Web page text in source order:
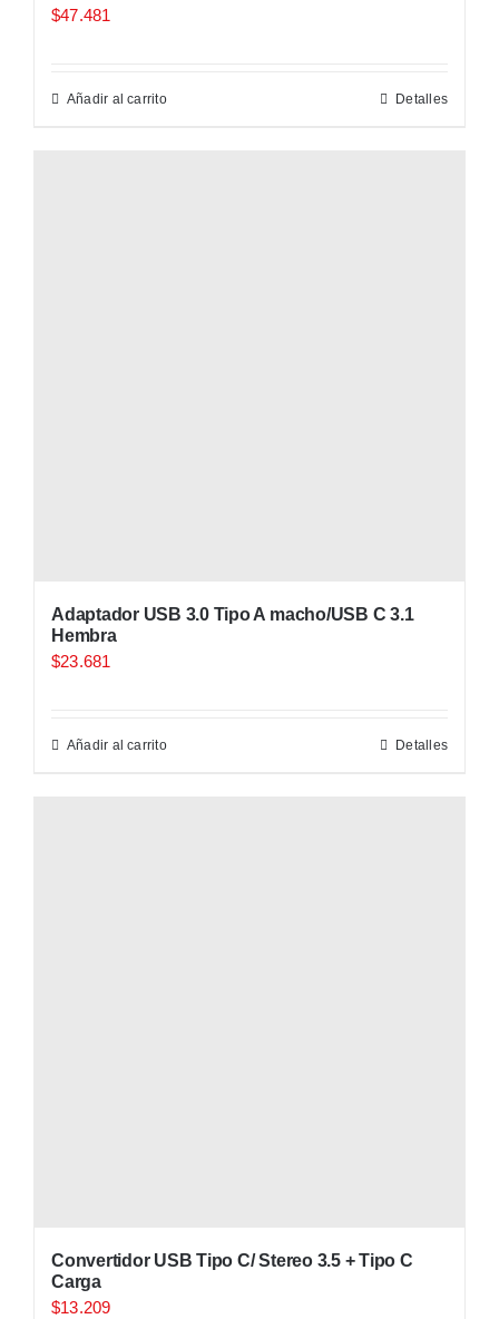
$47.481
Añadir al carrito Detalles
Adaptador USB 3.0 Tipo A macho/USB C 3.1
Hembra
$23.681
Añadir al carrito Detalles
Convertidor USB Tipo C/ Stereo 3.5 + Tipo C
Carga
$13.209